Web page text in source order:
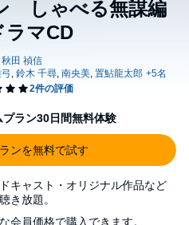
しゃべる無謀編
マCD
ラン30日間無料体験
ンを無料で試す
キャスト・オリジナル作品など
き放題。
会員価格で購入できます。